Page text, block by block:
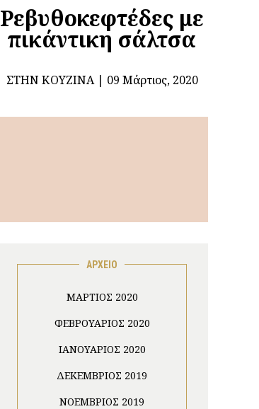
Ρεβυθοκεφτέδες με
πικάντικη σάλτσα
ΣΤΗΝ ΚΟΥΖΊΝΑ 09 Μάρτιος, 2020
ΑΡΧΕΙΟ
ΜΆΡΤΙΟΣ 2020
ΦΕΒΡΟΥΆΡΙΟΣ 2020
ΙΑΝΟΥΆΡΙΟΣ 2020
ΔΕΚΈΜΒΡΙΟΣ 2019
ΝΟΈΜΒΡΙΟΣ 2019